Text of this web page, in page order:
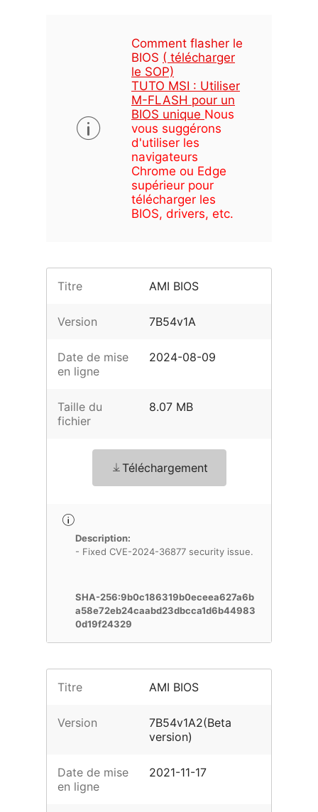
Comment flasher le
BIOS ( télécharger
le SOP)
TUTO MSI : Utiliser
M-FLASH pour un
BIOS unique Nous
vous suggérons
d'utiliser les
navigateurs
Chrome ou Edge
supérieur pour
télécharger les
BIOS, drivers, etc.
Titre AMI BIOS
Version 7B54v1A
Date de mise
en ligne
2024-08-09
Taille du
fichier
8.07 MB
Téléchargement
Description:
- Fixed CVE-2024-36877 security issue.
SHA-256:9b0c186319b0eceea627a6b
a58e72eb24caabd23dbcca1d6b44983
0d19f24329
Titre AMI BIOS
Version
7B54v1A2(Beta
version)
Date de mise
en ligne
2021-11-17